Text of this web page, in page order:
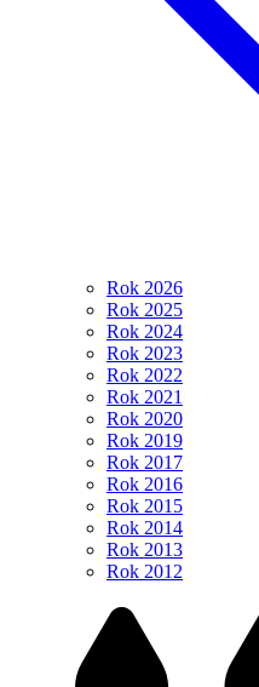
Rok 2026
Rok 2025
Rok 2024
Rok 2023
Rok 2022
Rok 2021
Rok 2020
Rok 2019
Rok 2017
Rok 2016
Rok 2015
Rok 2014
Rok 2013
Rok 2012